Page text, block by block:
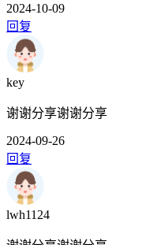
2024-10-09
回复
key
谢谢分享谢谢分享
2024-09-26
回复
lwh1124